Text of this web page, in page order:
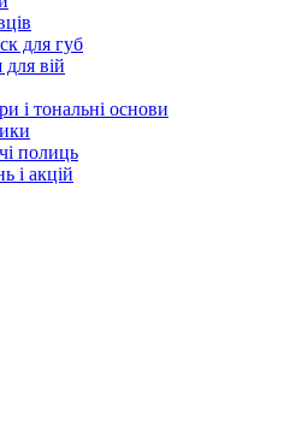
для губ
вій
і тональні основи
полиць
і акцій